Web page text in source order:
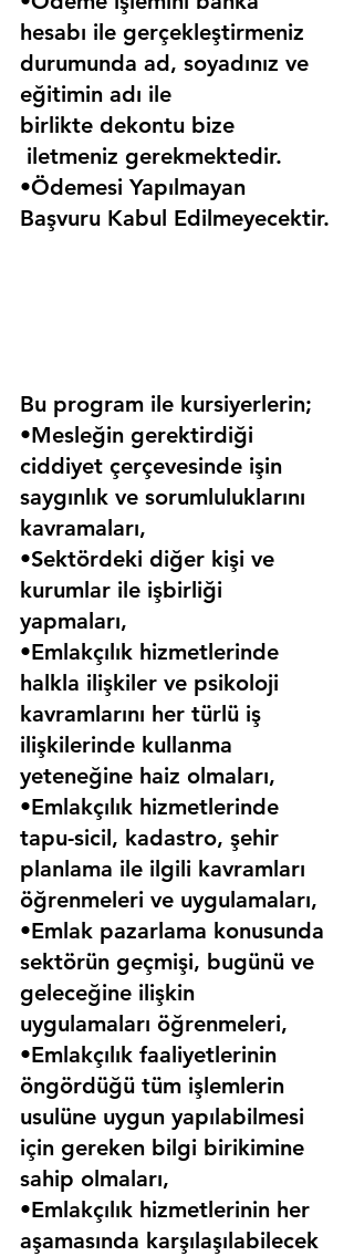
hesabı ile gerçekleştirmeniz
durumunda ad, soyadınız ve
eğitimin adı ile
birlikte dekontu bize
iletmeniz gerekmektedir.
•Ödemesi Yapılmayan
Başvuru Kabul Edilmeyecektir.
Bu program ile kursiyerlerin;
•Mesleğin gerektirdiği
ciddiyet çerçevesinde işin
saygınlık ve sorumluluklarını
kavramaları,
•Sektördeki diğer kişi ve
kurumlar ile işbirliği
yapmaları,
•Emlakçılık hizmetlerinde
halkla ilişkiler ve psikoloji
kavramlarını her türlü iş
ilişkilerinde kullanma
yeteneğine haiz olmaları,
•Emlakçılık hizmetlerinde
tapu-sicil, kadastro, şehir
planlama ile ilgili kavramları
öğrenmeleri ve uygulamaları,
•Emlak pazarlama konusunda
sektörün geçmişi, bugünü ve
geleceğine ilişkin
uygulamaları öğrenmeleri,
•Emlakçılık faaliyetlerinin
öngördüğü tüm işlemlerin
usulüne uygun yapılabilmesi
için gereken bilgi birikimine
sahip olmaları,
•Emlakçılık hizmetlerinin her
aşamasında karşılaşılabilecek